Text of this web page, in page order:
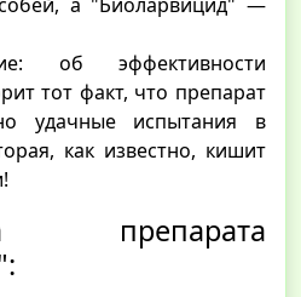
а "Биоларвицид" —
об эффективности
тот факт, что препарат
удачные испытания в
как известно, кишит
препарата